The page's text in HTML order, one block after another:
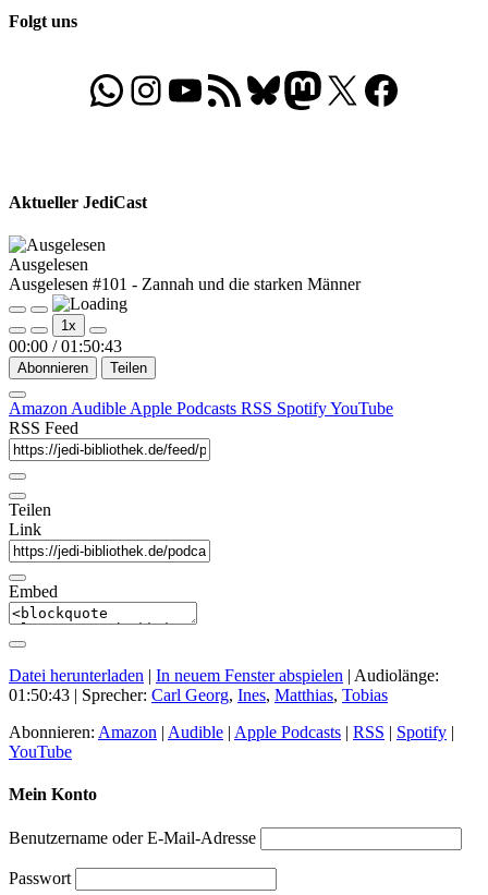
Folgt uns
WhatsApp
Folgt uns auf Instagram
Besucht unseren YouTube-Kanal
RSS-FeedBluesky
Folgt uns auf Mastodon
X Folgt uns auf
Aktueller JediCast
Ausgelesen
Ausgelesen #101 - Zannah und die starken Männer
Play
Episode
Pause
Episode
1x
00:00 / 01:50:43
Abonnieren Teilen
Amazon Audible Apple Podcasts RSS SpotifyYouTube
RSS Feed
Teilen
Link
Embed
Datei herunterladen | In neuem Fenster abspielen | Audiolänge:
01:50:43 | Sprecher: Carl Georg, Ines, Matthias, Tobias
Abonnieren: Amazon | Audible | Apple Podcasts | RSS | Spotify |
YouTube
Mein Konto
Benutzername oder E-Mail-Adresse
Passwort